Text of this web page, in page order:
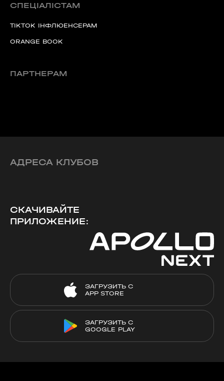
СПЕЦІАЛІСТАМ
TIKTOK ІНФЛЮЕНСЕРАМ
ORANGE BOOK
ПАРТНЕРАМ
АДРЕСА КЛУБОВ
СКАЧИВАЙТЕ
ПРИЛОЖЕНИЕ:
ЗАГРУЗИТЬ С
APP STORE
ЗАГРУЗИТЬ С
GOOGLE PLAY